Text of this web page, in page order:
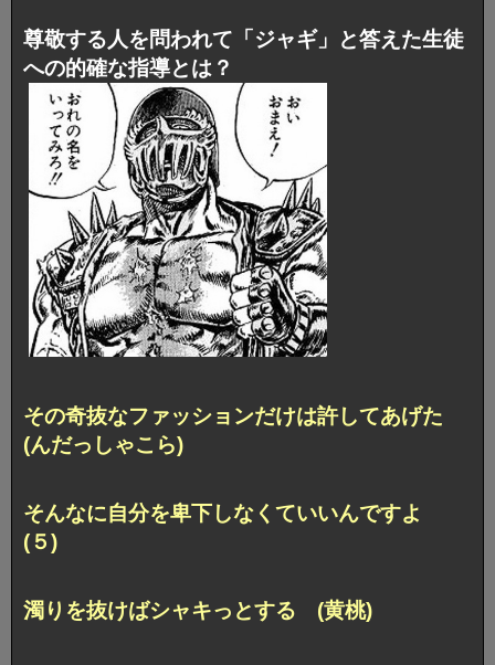
尊敬する人を問われて「ジャギ」と答えた生徒
への的確な指導とは？
その奇抜なファッションだけは許してあげた
(んだっしゃこら)
そんなに自分を卑下しなくていいんですよ
(５)
濁りを抜けばシャキっとする (黄桃)